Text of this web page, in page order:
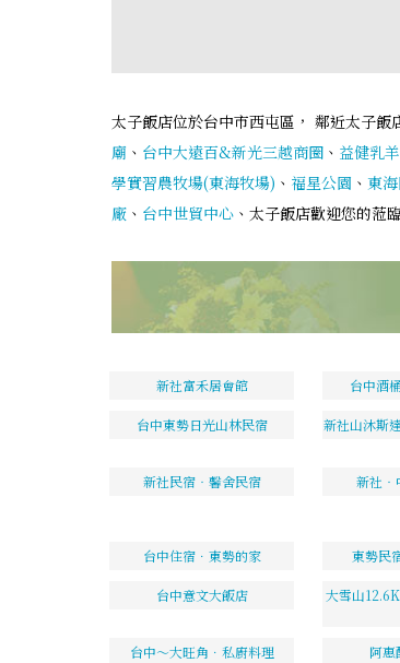
太子飯店位於台中市西屯區， 鄰近太子飯
廟 、 台中大遠百&新光三越商圈 、 益健乳
學實習農牧場(東海牧場) 、 福星公園 、 東
廠 、 台中世貿中心 、太子飯店歡迎您的蒞
新社富禾居會館 台中酒
台中東勢日光山林民宿 新社山沐斯
新社民宿‧馨舍民宿 新社‧
台中住宿．東勢的家 東勢民
台中意文大飯店
大雪山
台中～大旺角．私廚料理 阿惠